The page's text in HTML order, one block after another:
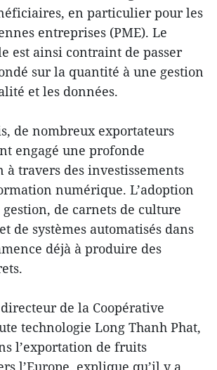
en particulier pour les
entreprises (PME). Le
est ainsi contraint de passer
sur la quantité à une gestion
et les données.
de nombreux exportateurs
engagé une profonde
travers des investissements
numérique. L’adoption
de carnets de culture
de systèmes automatisés dans
déjà à produire des
de la Coopérative
technologie Long Thanh Phat,
l’exportation de fruits
l’Europe, explique qu’il y a